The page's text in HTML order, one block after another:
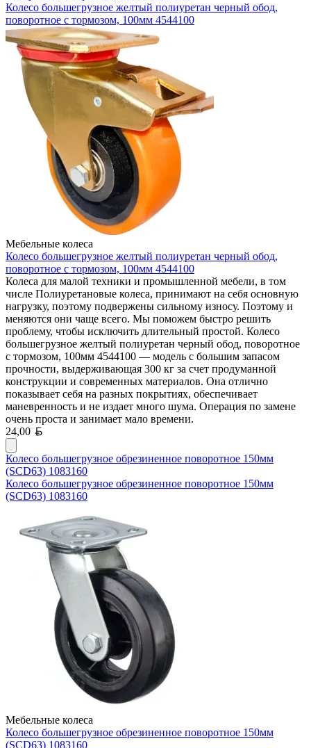
Колесо большегрузное желтый полиуретан черный обод,
поворотное с тормозом, 100мм 4544100
Мебельные колеса
Колесо большегрузное желтый полиуретан черный обод,
поворотное с тормозом, 100мм 4544100
Колеса для малой техники и промышленной мебели, в том
числе Полиуретановые колеса, принимают на себя основную
нагрузку, поэтому подвержены сильному износу. Поэтому и
меняются они чаще всего. Мы поможем быстро решить
проблему, чтобы исключить длительный простой. Колесо
большегрузное желтый полиуретан черный обод, поворотное
с тормозом, 100мм 4544100 — модель с большим запасом
прочности, выдерживающая 300 кг за счет продуманной
конструкции и современных материалов. Она отлично
показывает себя на разных покрытиях, обеспечивает
маневренность и не издает много шума. Операция по замене
очень проста и занимает мало времени.
24,00
Колесо большегрузное обрезиненное поворотное 150мм
(SCD63) 1083160
Колесо большегрузное обрезиненное поворотное 150мм
(SCD63) 1083160
Мебельные колеса
Колесо большегрузное обрезиненное поворотное 150мм
(SCD63) 1083160